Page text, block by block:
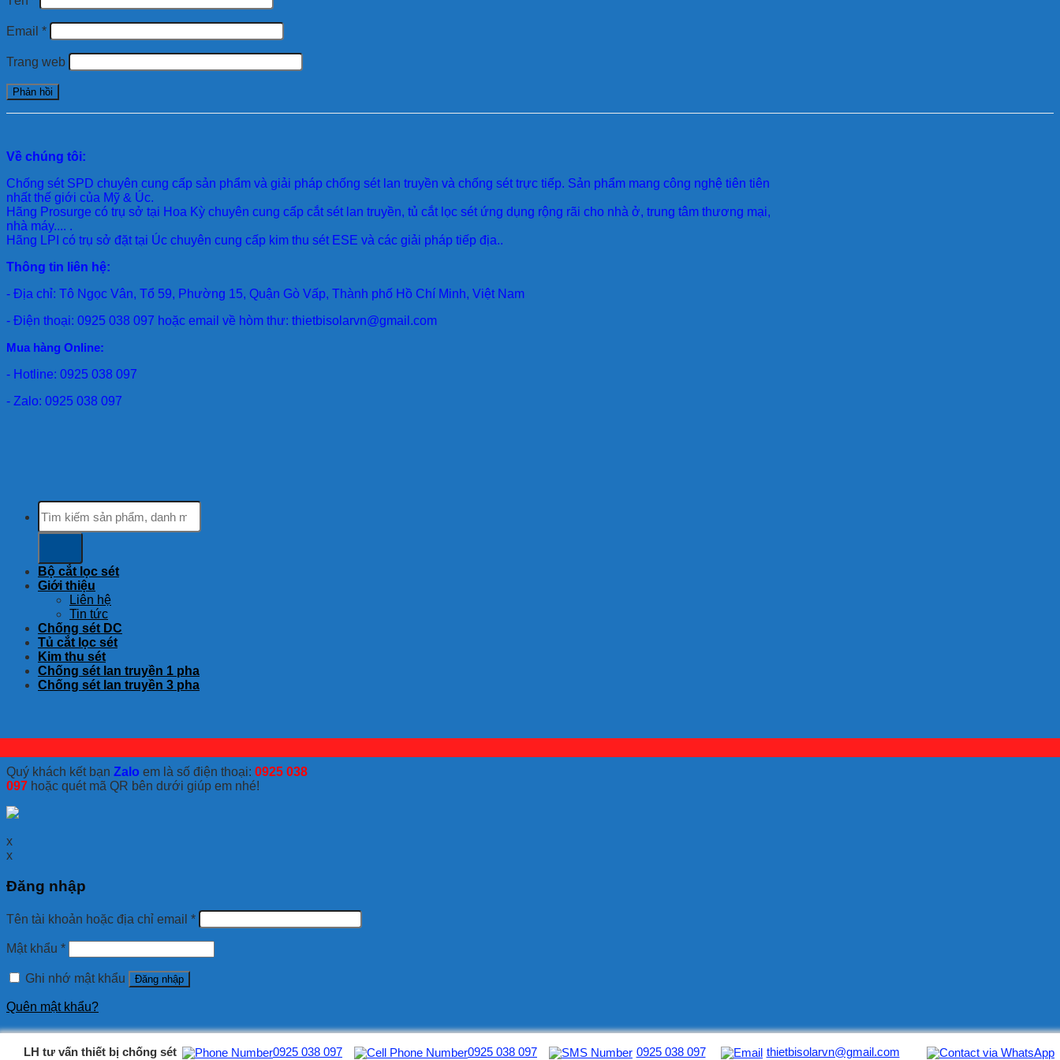
Email *
Trang web
Về chúng tôi:
Chống sét SPD chuyên cung cấp sản phẩm và giải pháp chống sét lan truyền và chống sét trực tiếp. Sản phẩm mang công nghệ tiên tiên
nhất thế giới của Mỹ & Úc.
Hãng Prosurge có trụ sở tại Hoa Kỳ chuyên cung cấp cắt sét lan truyền, tủ cắt lọc sét ứng dụng rộng rãi cho nhà ở, trung tâm thương mại,
nhà máy.... .
Hãng LPI có trụ sở đặt tại Úc chuyên cung cấp kim thu sét ESE và các giải pháp tiếp địa..
Thông tin liên hệ:
- Địa chỉ: Tô Ngọc Vân, Tổ 59, Phường 15, Quận Gò Vấp, Thành phố Hồ Chí Minh, Việt Nam
- Điện thoại: 0925 038 097 hoặc email về hòm thư: thietbisolarvn@gmail.com
Mua hàng Online:
- Hotline: 0925 038 097
- Zalo: 0925 038 097
Tìm
kiếm:
Bộ cắt lọc sét
Giới thiệu
Liên hệ
Tin tức
Chống sét DC
Tủ cắt lọc sét
Kim thu sét
Chống sét lan truyền 1 pha
Chống sét lan truyền 3 pha
Quý khách kết bạn Zalo em là số điện thoại: 0925 038
097 hoặc quét mã QR bên dưới giúp em nhé!
x
x
Đăng nhập
Tên tài khoản hoặc địa chỉ email *
Mật khẩu *
Ghi nhớ mật khẩu Đăng nhập
Quên mật khẩu?
LH tư vấn thiết bị chống sét 0925 038 097 0925 038 097 0925 038 097 thietbisolarvn@gmail.com